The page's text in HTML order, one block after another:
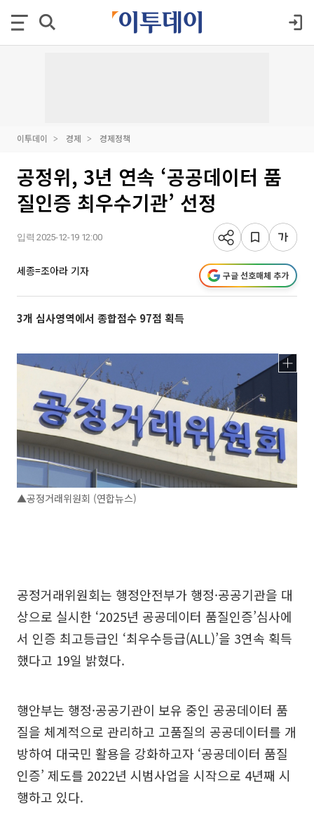
이투데이 경제 경제정책
공정위, 3년 연속 ‘공공데이터 품
질인증 최우수기관’ 선정
입력 2025-12-19 12:00
세종=조아라 기자 구글 선호매체 추가
3개 심사영역에서 종합점수 97점 획득
▲공정거래위원회 (연합뉴스)
공정거래위원회는 행정안전부가 행정·공공기관을 대
상으로 실시한 ‘2025년 공공데이터 품질인증’심사에
서 인증 최고등급인 ‘최우수등급(ALL)’을 3연속 획득
했다고 19일 밝혔다.
행안부는 행정·공공기관이 보유 중인 공공데이터 품
질을 체계적으로 관리하고 고품질의 공공데이터를 개
방하여 대국민 활용을 강화하고자 ‘공공데이터 품질
인증’ 제도를 2022년 시범사업을 시작으로 4년째 시
행하고 있다.